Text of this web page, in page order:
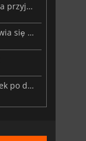
Big Walk już w sprzedaży – podróż oparta na przyjaźni
W Warhammer 40,000: Dawn of War 4 pojawia się frakcja Nekronów
Forsaken Realms: Vahrin’s Call trafia na rynek po dziesięciu latach prac